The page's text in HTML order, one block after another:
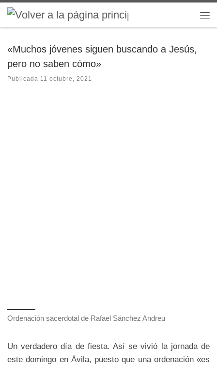
Saltar al contenido
«Muchos jóvenes siguen buscando a Jesús,
pero no saben cómo»
Publicada 11 octubre, 2021
Ordenación sacerdotal de Rafael Sánchez Andreu
Un verdadero día de fiesta. Así se vivió la jornada de
este domingo en Ávila, puesto que una ordenación «es